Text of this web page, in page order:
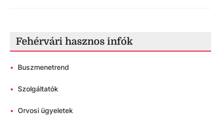
Fehérvári hasznos infók
• Buszmenetrend
• Szolgáltatók
• Orvosi ügyeletek